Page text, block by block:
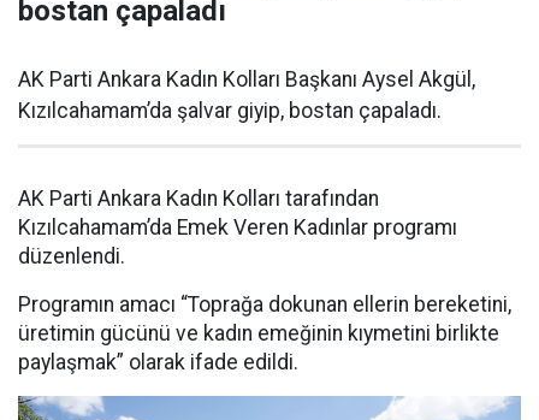
bostan çapaladı
AK Parti Ankara Kadın Kolları Başkanı Aysel Akgül,
Kızılcahamam’da şalvar giyip, bostan çapaladı.
AK Parti Ankara Kadın Kolları tarafından
Kızılcahamam’da Emek Veren Kadınlar programı
düzenlendi.
Programın amacı “Toprağa dokunan ellerin bereketini,
üretimin gücünü ve kadın emeğinin kıymetini birlikte
paylaşmak” olarak ifade edildi.